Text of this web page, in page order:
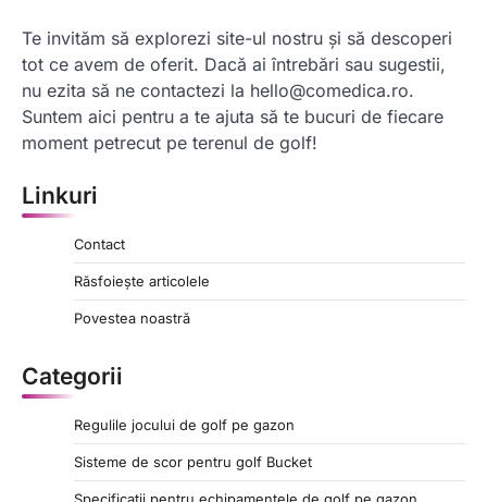
Te invităm să explorezi site-ul nostru și să descoperi
tot ce avem de oferit. Dacă ai întrebări sau sugestii,
nu ezita să ne contactezi la hello@comedica.ro.
Suntem aici pentru a te ajuta să te bucuri de fiecare
moment petrecut pe terenul de golf!
Linkuri
Contact
Răsfoiește articolele
Povestea noastră
Categorii
Regulile jocului de golf pe gazon
Sisteme de scor pentru golf Bucket
Specificații pentru echipamentele de golf pe gazon